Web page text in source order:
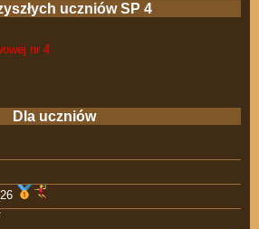
uczniów SP 4
nr 4
Dla uczniów